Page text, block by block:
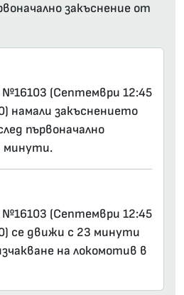
закъснение от
(Септември 12:45
намали закъснението
първоначално
минути.
(Септември 12:45
се движи с 23 минути
на локомотив в